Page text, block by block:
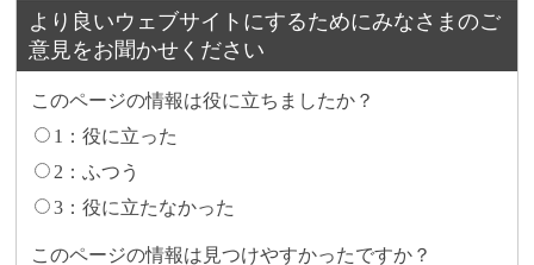
より良いウェブサイトにするためにみなさまのご
意見をお聞かせください
このページの情報は役に立ちましたか？
1：役に立った
2：ふつう
3：役に立たなかった
このページの情報は見つけやすかったですか？